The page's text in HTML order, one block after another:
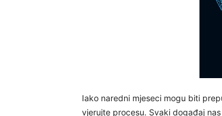
Iako naredni mjeseci mogu biti
vjerujte procesu. Svaki događaj